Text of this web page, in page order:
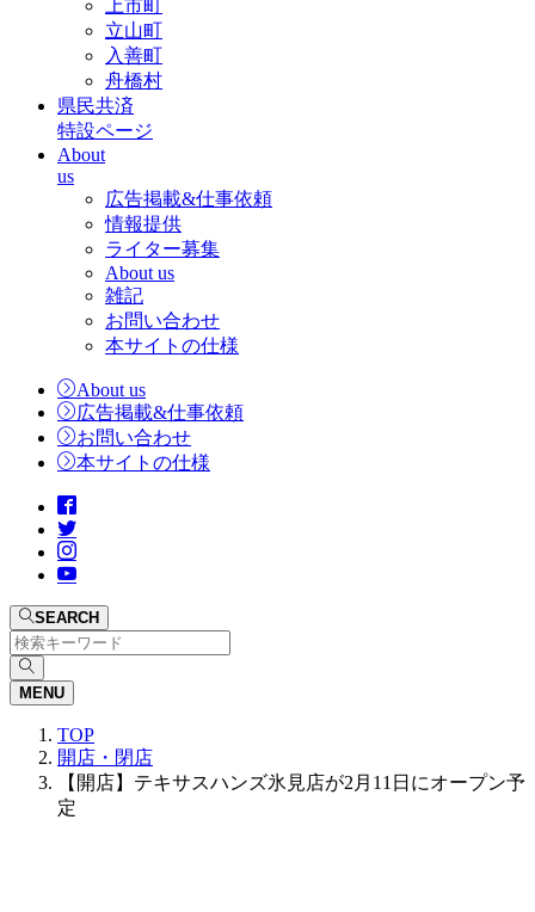
上市町
立山町
入善町
舟橋村
県民共済
特設ページ
About
us
広告掲載&仕事依頼
情報提供
ライター募集
About us
雑記
お問い合わせ
本サイトの仕様
About us
広告掲載&仕事依頼
お問い合わせ
本サイトの仕様
SEARCH
MENU
TOP
開店・閉店
【開店】テキサスハンズ氷見店が2月11日にオープン予
定